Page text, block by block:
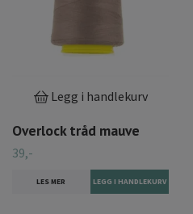
Legg i handlekurv
Overlock tråd mauve
39,-
LES MER